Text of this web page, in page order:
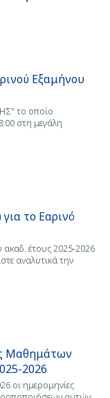
Εξαμήνου
το οποίο
στη μεγάλη
το Εαρινό
ακαδ. έτους 2025-2026
αναλυτικά την
Μαθημάτων
2026
οι ημερομηνίες